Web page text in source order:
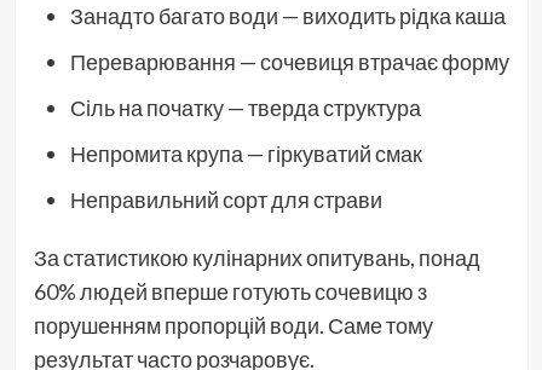
Занадто багато води — виходить рідка каша
Переварювання — сочевиця втрачає форму
Сіль на початку — тверда структура
Непромита крупа — гіркуватий смак
Неправильний сорт для страви
За статистикою кулінарних опитувань, понад
60% людей вперше готують сочевицю з
порушенням пропорцій води. Саме тому
результат часто розчаровує.